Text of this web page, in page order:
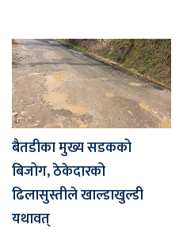
बैतडीका मुख्य सडकको
बिजोग, ठेकेदारको
ढिलासुस्तीले खाल्डाखुल्डी
यथावत्